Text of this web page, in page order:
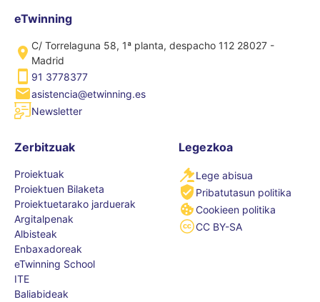
eTwinning
C/ Torrelaguna 58, 1ª planta, despacho 112 28027 -
Madrid
91 3778377
asistencia@etwinning.es
Newsletter
Zerbitzuak
Proiektuak
Proiektuen Bilaketa
Proiektuetarako jarduerak
Argitalpenak
Albisteak
Enbaxadoreak
eTwinning School
ITE
Baliabideak
Legezkoa
Lege abisua
Pribatutasun politika
Cookieen politika
CC BY-SA